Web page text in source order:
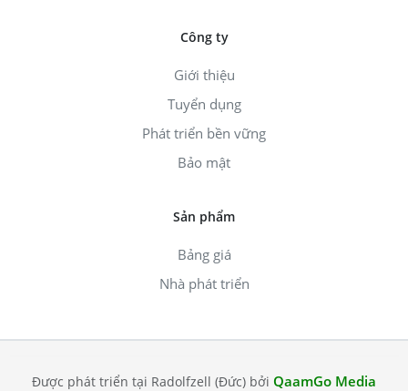
Công ty
Giới thiệu
Tuyển dụng
Phát triển bền vững
Bảo mật
Sản phẩm
Bảng giá
Nhà phát triển
Được phát triển tại Radolfzell (Đức) bởi QaamGo Media